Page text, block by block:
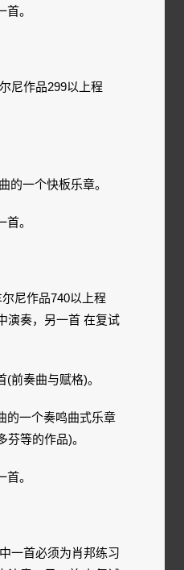
。
作品299以上程
一个快板乐章。
。
作品740以上程
演奏，另一首 在复试
奏曲与赋格)。
一个奏鸣曲式乐章
芬等的作品)。
。
首必须为肖邦练习